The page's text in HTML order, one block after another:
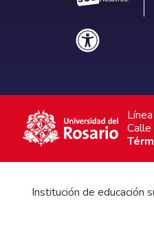
Institución de educación